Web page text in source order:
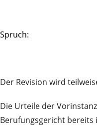
Spruch:
Der Revision wird
Die Urteile der
Berufungsgericht bereits